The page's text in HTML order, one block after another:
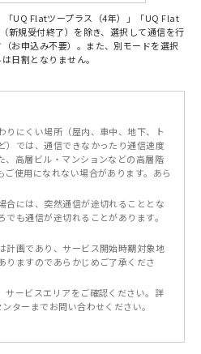
「UQ Flatツープラス（4年）」「UQ Flat
新規受付終了）を除き、選択して通信を行
お申込み不要）。また、別モードを選択
日割となりません。
りにくい場所（屋内、車中、地下、ト
）では、通信できなかったり通信速度
、高層ビル・マンションなどの高層階
使用になれない場合があります。あら
合には、突然通信が途切れることとな
も通信が途切れることがあります。
計画であり、サービス開始時期対象地
りますのであらかじめご了承くださ
サービスエリアをご確認ください。詳
ターまでお問い合わせください。